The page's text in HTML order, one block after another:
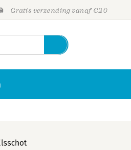
Gratis verzending vanaf €20
Personen